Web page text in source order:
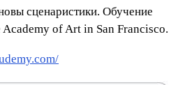
сценаристики. Обучение
Academy of Art in San Francisco.